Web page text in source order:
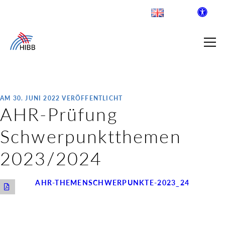
INSTITUT FÜR BERUFLICHE
SCHULEN
AM 30. JUNI 2022 VERÖFFENTLICHT
AHR-Prüfung
Schwerpunktthemen
2023/2024
AHR-THEMENSCHWERPUNKTE-2023_24